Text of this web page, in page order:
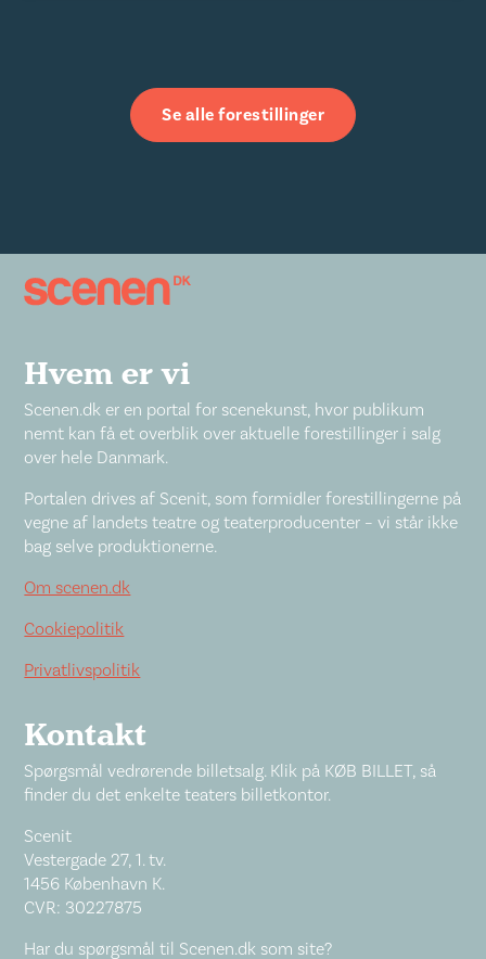
Se alle forestillinger
Hvem er vi
Scenen.dk er en portal for scenekunst, hvor publikum
nemt kan få et overblik over aktuelle forestillinger i salg
over hele Danmark.
Portalen drives af Scenit, som formidler forestillingerne på
vegne af landets teatre og teaterproducenter – vi står ikke
bag selve produktionerne.
Om scenen.dk
Cookiepolitik
Privatlivspolitik
Kontakt
Spørgsmål vedrørende billetsalg. Klik på KØB BILLET, så
finder du det enkelte teaters billetkontor.
Scenit
Vestergade 27, 1. tv.
1456 København K.
CVR: 30227875
Har du spørgsmål til Scenen.dk som site?